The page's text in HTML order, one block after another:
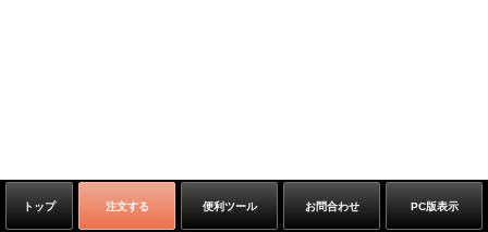
トップ 注文する 便利ツール お問合わせ PC版表示